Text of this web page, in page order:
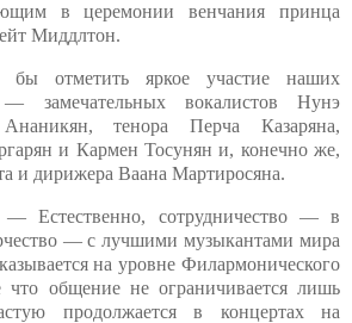
в церемонии венчания принца
Миддлтон.
бы отметить яркое участие наших
— замечательных вокалистов Нунэ
тенора Перча Казаряна,
и Кармен Тосунян и, конечно же,
и дирижера Ваана Мартиросяна.
— Естественно, сотрудничество — в
— с лучшими музыкантами мира
на уровне Филармонического
что общение не ограничивается лишь
продолжается в концертах на